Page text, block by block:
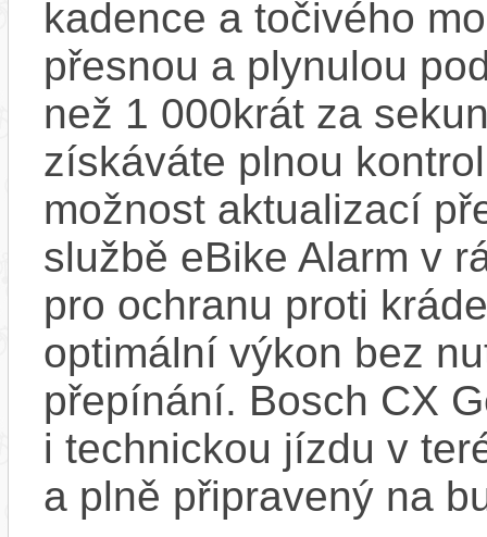
kadence a točivého
přesnou a plynulou
než 1 000krát za
získáváte plnou
možnost aktualizací
službě eBike Alarm v
pro ochranu proti
optimální výkon bez
přepínání. Bosch CX
i technickou jízdu v
a plně připravený na